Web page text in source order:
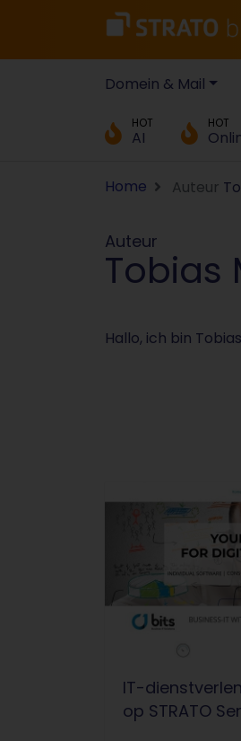
Domein & Mail
HOT
AI
HOT
Home Auteur
Auteur
Tobias
Hallo, ich bin
IT-
op STRATO